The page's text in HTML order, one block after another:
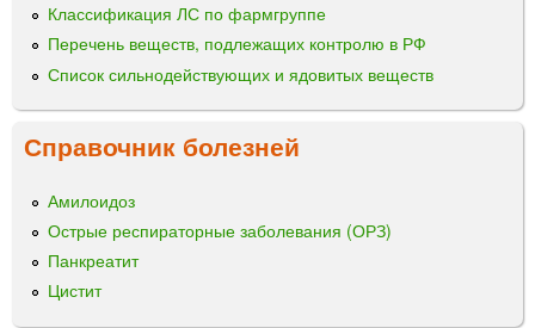
Классификация ЛС по фармгруппе
Перечень веществ, подлежащих контролю в РФ
Список сильнодействующих и ядовитых веществ
Справочник болезней
Амилоидоз
Острые респираторные заболевания (ОРЗ)
Панкреатит
Цистит